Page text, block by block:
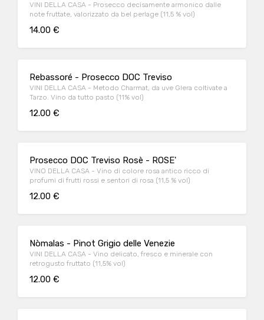
VINI DELLA CASA - Prosecco decisamente armonico dalle
note fruttate, valorizzato da bel perlage (11,5 % vol)
14.00 €
Rebassoré - Prosecco DOC Treviso
VINI DELLA CASA - Metodo Charmat, da uve Glera coltivate a
Tarzo. Vino da tutto pasto (11% vol)
12.00 €
Prosecco DOC Treviso Rosè - ROSE'
VINO DELLA CASA - Vino di colore rosa antico ricco di
profumi di frutti rossi e sentori di rosa (11,5 % vol)
12.00 €
Nòmalas - Pinot Grigio delle Venezie
VINI DELLA CASA - Vino delicato, fresco e minerale con
retrogusto fruttato (11,5% vol)
12.00 €